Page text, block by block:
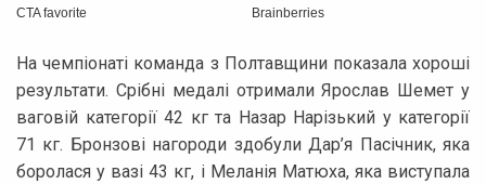
На чемпіонаті команда з Полтавщини показала хороші
результати. Срібні медалі отримали Ярослав Шемет у
ваговій категорії 42 кг та Назар Нарізький у категорії
71 кг. Бронзові нагороди здобули Дар’я Пасічник, яка
боролася у вазі 43 кг, і Меланія Матюха, яка виступала